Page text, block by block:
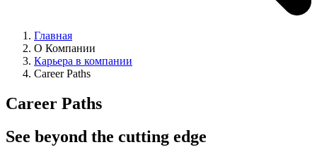
Главная
О Компании
Карьера в компании
Career Paths
Career Paths
See beyond the cutting edge